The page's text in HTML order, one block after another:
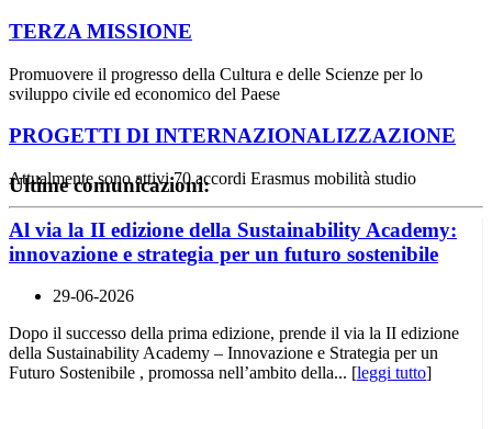
TERZA MISSIONE
Promuovere il progresso della Cultura e delle Scienze per lo
sviluppo civile ed economico del Paese
PROGETTI DI INTERNAZIONALIZZAZIONE
Attualmente sono attivi 70 accordi Erasmus mobilità studio
Ultime comunicazioni:
Al via la II edizione della Sustainability Academy:
innovazione e strategia per un futuro sostenibile
29-06-2026
Dopo il successo della prima edizione, prende il via la II edizione
della Sustainability Academy – Innovazione e Strategia per un
Futuro Sostenibile , promossa nell’ambito della... [leggi tutto]